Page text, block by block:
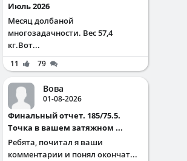
Июль 2026
Месяц долбаной
многозадачности. Вес 57,4
кг.Вот...
11 79
Вова
01-08-2026
Финальный отчет. 185/75.5.
Точка в вашем затяжном ...
Ребята, почитал я ваши
комментарии и понял окончат...